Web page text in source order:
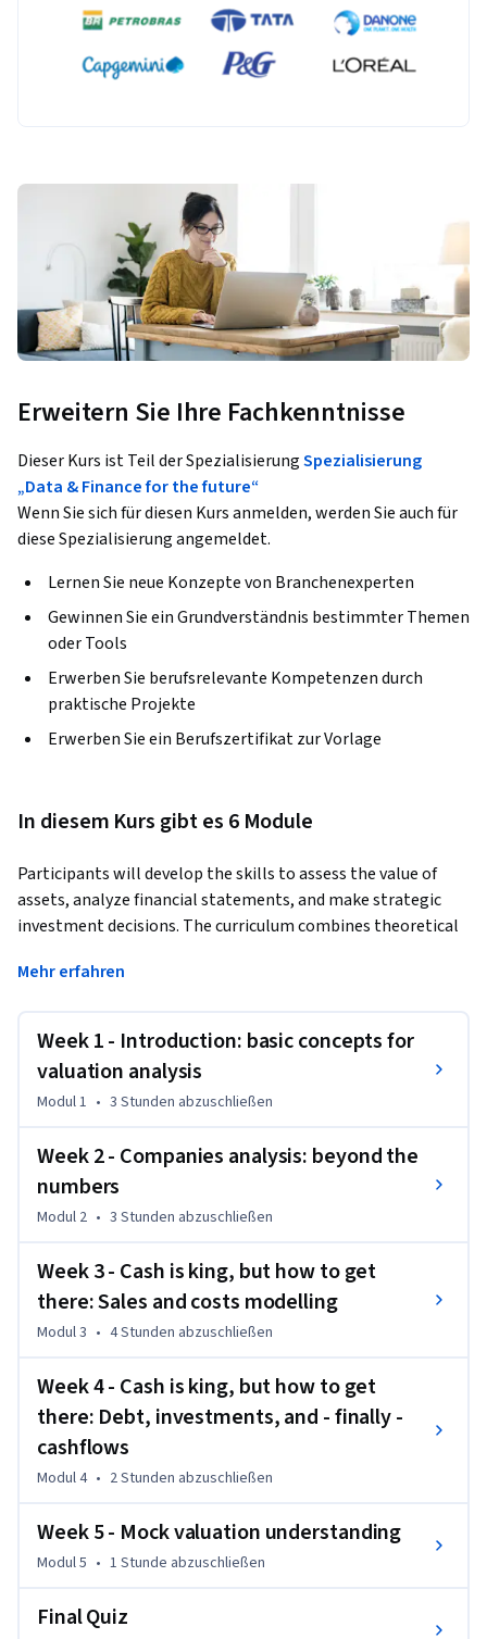
Erweitern Sie Ihre Fachkenntnisse
Dieser Kurs ist Teil der SpezialisierungSpezialisierung
„Data & Finance for the future“
Wenn Sie sich für diesen Kurs anmelden, werden Sie auch für
diese Spezialisierung angemeldet.
Lernen Sie neue Konzepte von Branchenexperten
Gewinnen Sie ein Grundverständnis bestimmter Themen
oder Tools
Erwerben Sie berufsrelevante Kompetenzen durch
praktische Projekte
Erwerben Sie ein Berufszertifikat zur Vorlage
In diesem Kurs gibt es 6 Module
Participants will develop the skills to assess the value of
assets, analyze financial statements, and make strategic
investment decisions. The curriculum combines theoretical
to excel in the dynamic field of financial valuation and
Mehr erfahren
Week 1 - Introduction: basic concepts for
valuation analysis
Modul 1 • 3 Stunden abzuschließen
Week 2 - Companies analysis: beyond the
numbers
Modul 2 • 3 Stunden abzuschließen
Week 3 - Cash is king, but how to get
there: Sales and costs modelling
Modul 3 • 4 Stunden abzuschließen
Week 4 - Cash is king, but how to get
there: Debt, investments, and - finally -
cashflows
Modul 4 • 2 Stunden abzuschließen
Week 5 - Mock valuation understanding
Modul 5 • 1 Stunde abzuschließen
Final Quiz